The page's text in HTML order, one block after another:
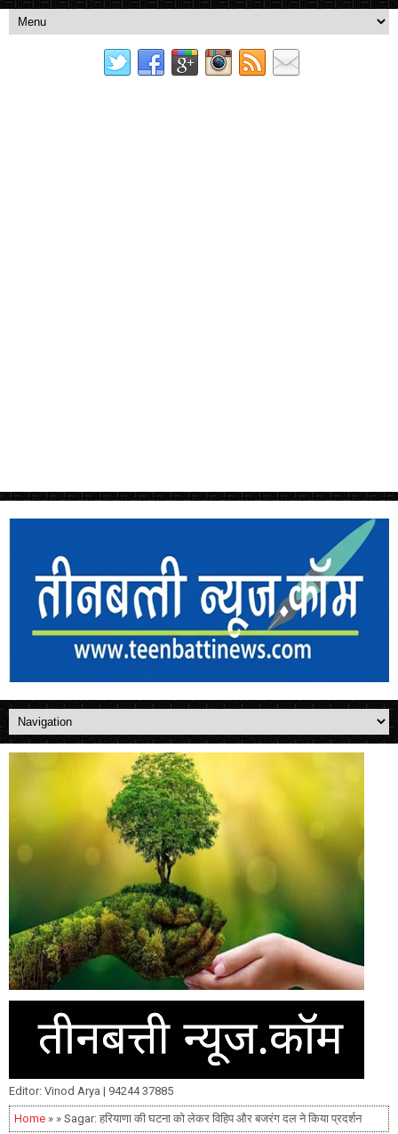
Editor: Vinod Arya | 94244 37885
Home » » Sagar: हरियाणा की घटना को लेकर विहिप और बजरंग दल ने किया प्रदर्शन